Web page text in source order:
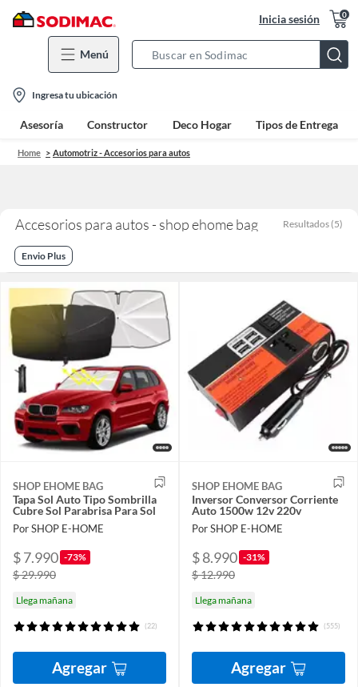
Inicia sesión 0
Menú
Bar
location-
icon
Ingresa tu ubicación
Asesoría Constructor Deco Hogar Tipos de Entrega
Home Automotriz - Accesorios para autos
Accesorios para autos - shop ehome bag Resultados (5)
Envio Plus
SHOP EHOME BAG
Tapa Sol Auto Tipo Sombrilla
Cubre Sol Parabrisa Para Sol
Por SHOP E-HOME
$ 7.990 -73%
$ 29.990
Llega mañana
(22)
Agregar
SHOP EHOME BAG
Inversor Conversor Corriente
Auto 1500w 12v 220v
Por SHOP E-HOME
$ 8.990 -31%
$ 12.990
Llega mañana
(555)
Agregar